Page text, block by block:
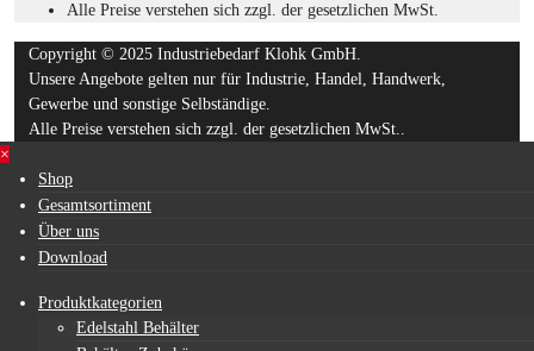
Alle Preise verstehen sich zzgl. der gesetzlichen MwSt.
Copyright © 2025 Industriebedarf Klohk GmbH.
Unsere Angebote gelten nur für Industrie, Handel, Handwerk,
Gewerbe und sonstige Selbständige.
Alle Preise verstehen sich zzgl. der gesetzlichen MwSt..
×
Shop
Gesamtsortiment
Über uns
Download
Produktkategorien
Edelstahl Behälter